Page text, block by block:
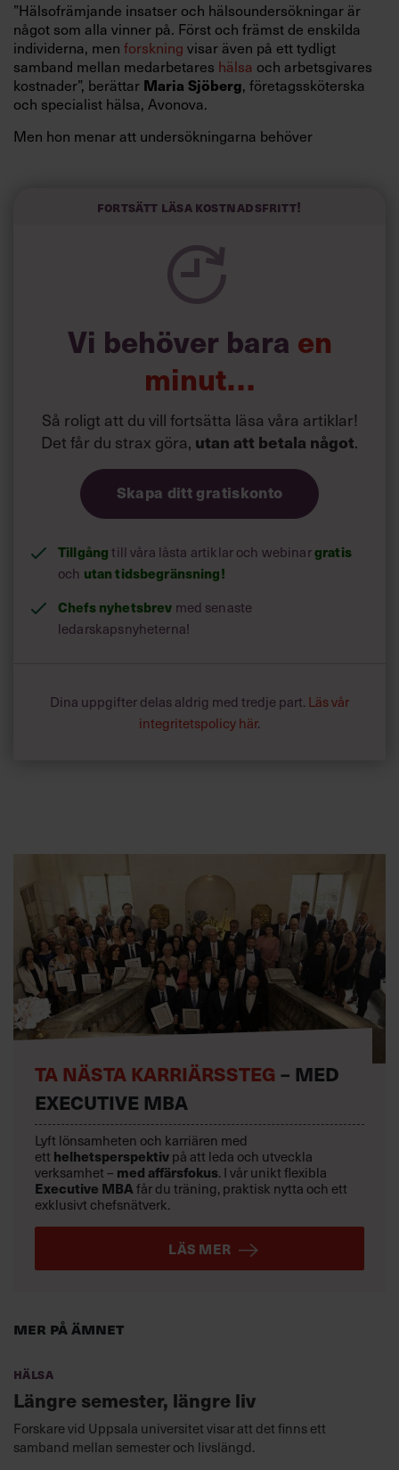
”Hälsofrämjande insatser och hälsoundersökningar är
något som alla vinner på. Först och främst de enskilda
individerna, men forskning visar även på ett tydligt
samband mellan medarbetares hälsa och arbetsgivares
kostnader”, berättar Maria Sjöberg, företagssköterska
och specialist hälsa, Avonova.
Men hon menar att undersökningarna behöver
”Arbetslivet efter pandemin ställer helt nya krav, till
även få in mer av ett helhetsperspektiv på hälsa, där det
även handlar om psykiskt välmående och hur hälsa
hänger ihop med kollegor och arbetsgrupper på jobbet.
Det är även viktigt med långsiktighet och uppföljning.
säger Maria Sjöberg.
Myndigheten för arbetsmiljökunskap, Mynak, kom redan
2020 med riktlinjerna”Upphandling och genomförande av
Fortsätt läsa kostnadsfritt!
Vi behöver bara en
minut…
Så roligt att du vill fortsätta läsa våra artiklar!
Det får du strax göra, utan att betala något.
Skapa ditt gratiskonto
Tillgång till våra låsta artiklar och webinargratis
och utan tidsbegränsning!
Chefs nyhetsbrev med senaste
ledarskapsnyheterna!
Dina uppgifter delas aldrig med tredje part. Läs vår
integritetspolicy här.
Mer på ämnet
Hälsa
Längre semester, längre liv
Forskare vid Uppsala universitet visar att det finns ett
samband mellan semester och livslängd.
TA NÄSTA KARRIÄRSSTEG – MED
EXECUTIVE MBA
Lyft lönsamheten och karriären med
ett helhetsperspektiv på att leda och utveckla
verksamhet – med affärsfokus. I vår unikt flexibla
Executive MBAfår du träning, praktisk nytta och ett
exklusivt chefsnätverk.
LÄS MER